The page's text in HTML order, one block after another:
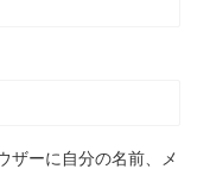
ザーに自分の名前、メ